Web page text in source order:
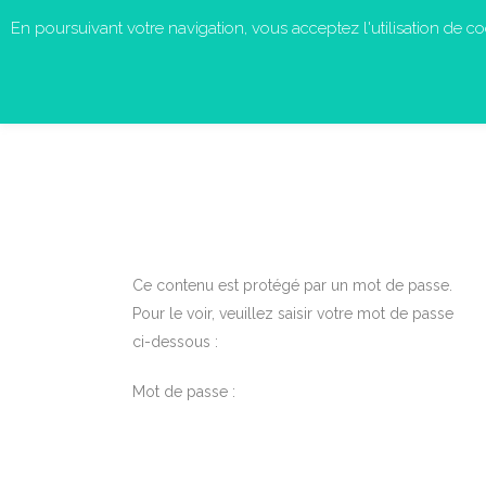
Ce contenu est protégé par un mot de passe.
Pour le voir, veuillez saisir votre mot de passe
ci-dessous :
Mot de passe :
En poursuivant votre navigation, vous acceptez l'utilisation de